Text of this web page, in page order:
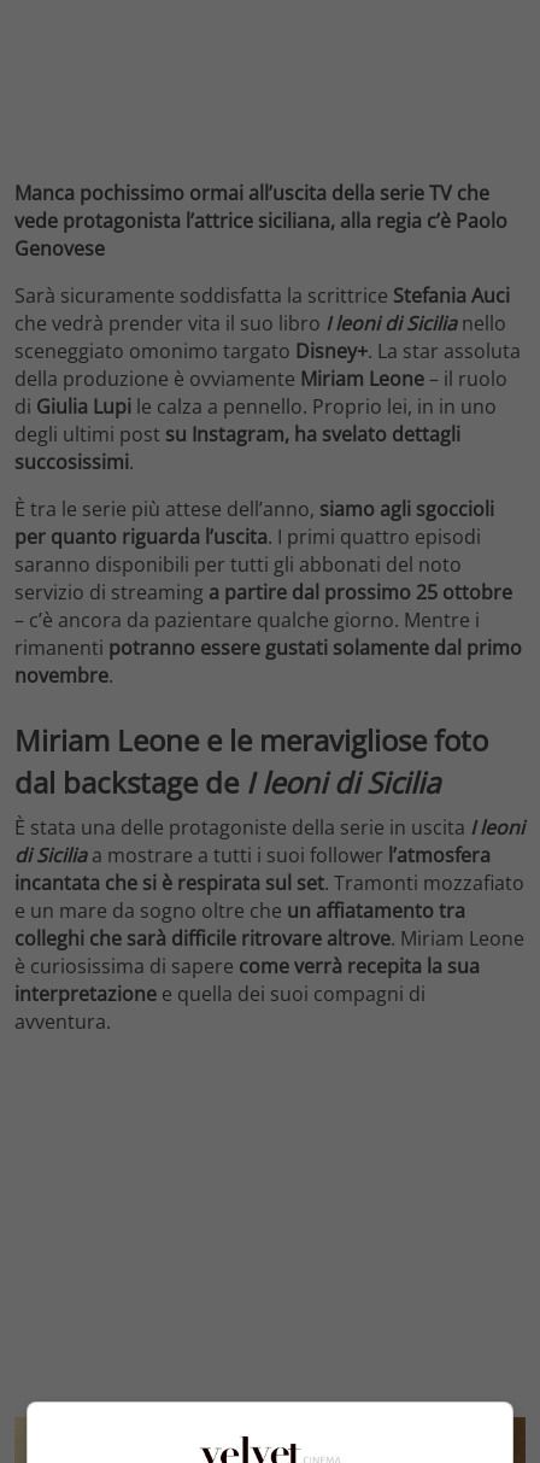
Manca pochissimo ormai all’uscita della serie TV che
vede protagonista l’attrice siciliana, alla regia c’è Paolo
Genovese
Sarà sicuramente soddisfatta la scrittrice Stefania Auci
che vedrà prender vita il suo libro I leoni di Sicilia nello
sceneggiato omonimo targato Disney+. La star assoluta
della produzione è ovviamente Miriam Leone– il ruolo
di Giulia Lupi le calza a pennello. Proprio lei, in in uno
degli ultimi post su Instagram, ha svelato dettagli
succosissimi.
È tra le serie più attese dell’anno, siamo agli sgoccioli
per quanto riguarda l’uscita. I primi quattro episodi
saranno disponibili per tutti gli abbonati del noto
servizio di streaming a partire dal prossimo 25 ottobre
– c’è ancora da pazientare qualche giorno. Mentre i
rimanenti potranno essere gustati solamente dal primo
novembre.
Miriam Leone e le meravigliose foto
dal backstage de I leoni di Sicilia
È stata una delle protagoniste della serie in uscita I leoni
di Siciliaa mostrare a tutti i suoi follower l’atmosfera
incantata che si è respirata sul set. Tramonti mozzafiato
e un mare da sogno oltre che un affiatamento tra
colleghi che sarà difficile ritrovare altrove. Miriam Leone
è curiosissima di sapere come verrà recepita la sua
interpretazione e quella dei suoi compagni di
avventura.